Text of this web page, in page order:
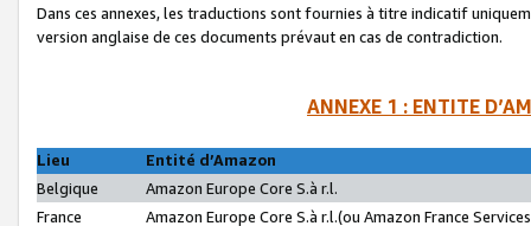
Dans ces annexes, les traductions sont fournies à titre indicatif
version anglaise de ces documents prévaut en cas de contradiction.
ANNEXE 1 : ENTITE
Lieu
Entité d’Amazon
Belgique
Amazon Europe Core S.à r.l.
France
Amazon Europe Core S.à r.l.(ou Amazon France